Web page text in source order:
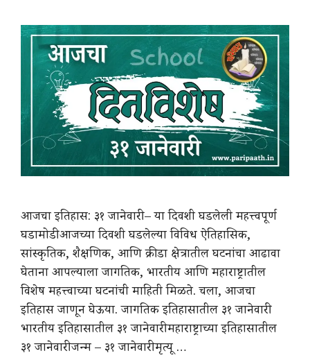
आजचा इतिहास: ३१ जानेवारी – या दिवशी घडलेली महत्त्वपूर्ण
घडामोडी आजच्या दिवशी घडलेल्या विविध ऐतिहासिक,
सांस्कृतिक, शैक्षणिक, आणि क्रीडा क्षेत्रातील घटनांचा आढावा
घेताना आपल्याला जागतिक, भारतीय आणि महाराष्ट्रातील
विशेष महत्त्वाच्या घटनांची माहिती मिळते. चला, आजचा
इतिहास जाणून घेऊया. जागतिक इतिहासातील ३१ जानेवारी
भारतीय इतिहासातील ३१ जानेवारी महाराष्ट्राच्या इतिहासातील
३१ जानेवारी जन्म – ३१ जानेवारी मृत्यू …